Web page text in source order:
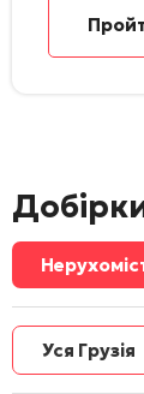
Уся Грузія